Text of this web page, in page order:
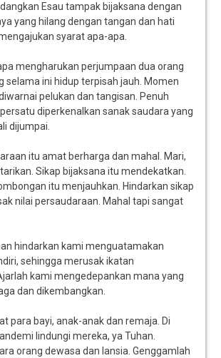
Esau tampak bijaksana dengan
yang hilang dengan tangan dan hati
syarat apa-apa.
mengharukan perjumpaan dua orang
selama ini hidup terpisah jauh. Momen
pelukan dan tangisan. Penuh
diperkenalkan sanak saudara yang
dijumpai.
itu amat berharga dan mahal. Mari,
Sikap bijaksana itu mendekatkan.
itu menjauhkan. Hindarkan sikap
nilai persaudaraan. Mahal tapi sangat
hindarkan kami menguatamakan
sehingga merusak ikatan
kami mengedepankan mana yang
dan dikembangkan.
para bayi, anak-anak dan remaja. Di
lindungi mereka, ya Tuhan.
orang dewasa dan lansia. Genggamlah